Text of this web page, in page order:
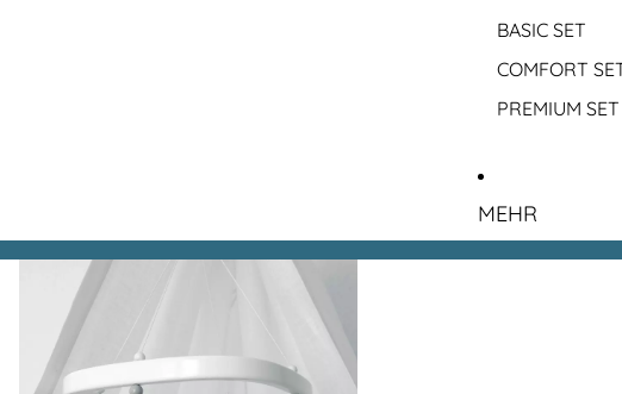
BASIC SET
COMFORT
PREMIUM SET
MEHR